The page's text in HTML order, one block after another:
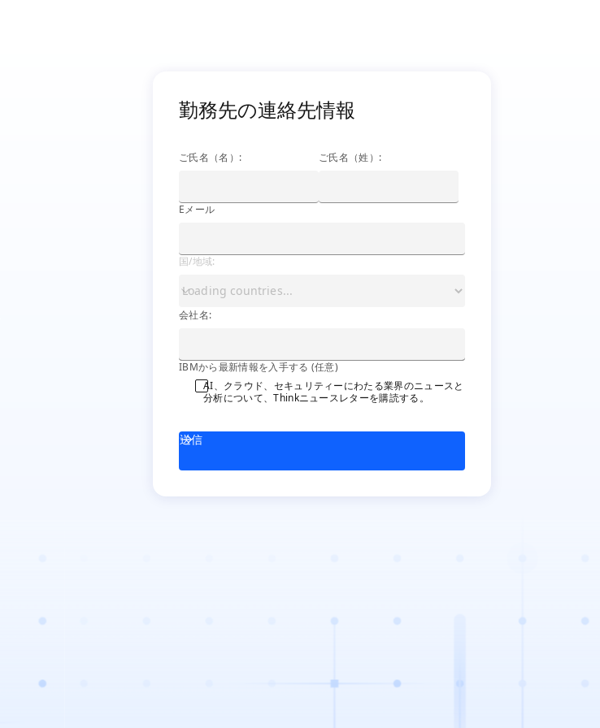
勤務先の連絡先情報
勤務先の連絡先情報
ご氏名（名）: ご氏名（姓）:
Eメール
国/地域:
会社名:
会社名:
Q_PRF_NEWSLTR
IBMから最新情報を入手する (任意)
AI、クラウド、セキュリティーにわたる業界のニュースと
分析について、Thinkニュースレターを購読する。
送信